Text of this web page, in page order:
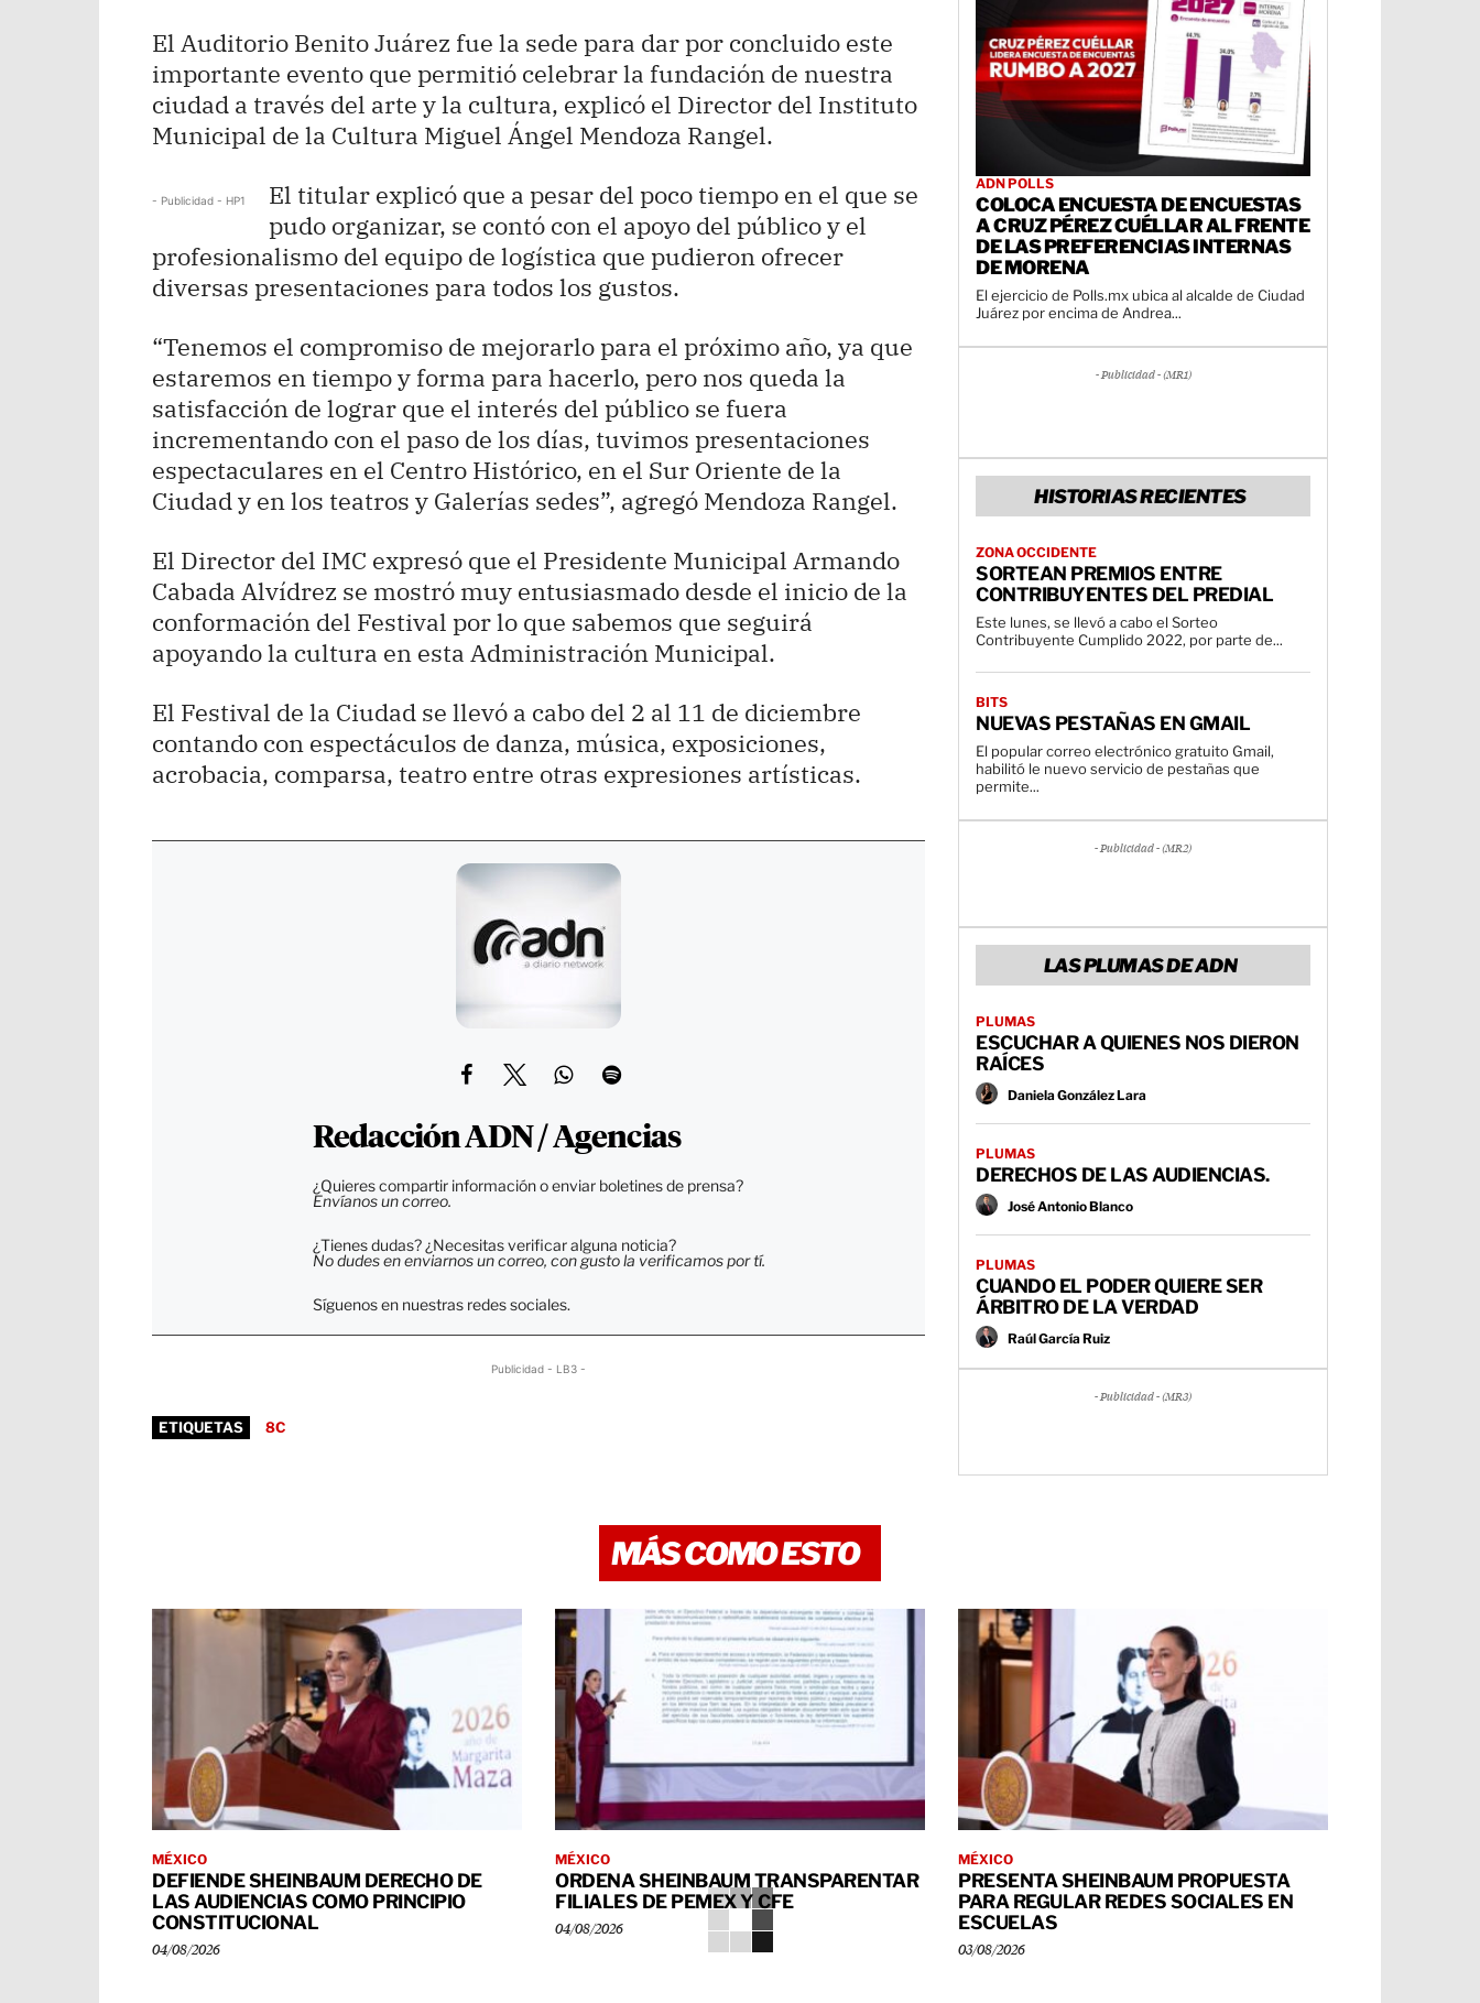
El Auditorio Benito Juárez fue la sede para dar por concluido este
importante evento que permitió celebrar la fundación de nuestra
ciudad a través del arte y la cultura, explicó el Director del Instituto
Municipal de la Cultura Miguel Ángel Mendoza Rangel.
- Publicidad - HP1
El titular explicó que a pesar del poco tiempo en el que se
pudo organizar, se contó con el apoyo del público y el
profesionalismo del equipo de logística que pudieron ofrecer
diversas presentaciones para todos los gustos.
“Tenemos el compromiso de mejorarlo para el próximo año, ya que
estaremos en tiempo y forma para hacerlo, pero nos queda la
satisfacción de lograr que el interés del público se fuera
incrementando con el paso de los días, tuvimos presentaciones
espectaculares en el Centro Histórico, en el Sur Oriente de la
Ciudad y en los teatros y Galerías sedes”, agregó Mendoza Rangel.
El Director del IMC expresó que el Presidente Municipal Armando
Cabada Alvídrez se mostró muy entusiasmado desde el inicio de la
conformación del Festival por lo que sabemos que seguirá
apoyando la cultura en esta Administración Municipal.
El Festival de la Ciudad se llevó a cabo del 2 al 11 de diciembre
contando con espectáculos de danza, música, exposiciones,
acrobacia, comparsa, teatro entre otras expresiones artísticas.
Redacción ADN / Agencias
¿Quieres compartir información o enviar boletines de prensa?
Envíanos un correo.
¿Tienes dudas? ¿Necesitas verificar alguna noticia?
No dudes en enviarnos un correo, con gusto la verificamos por tí.
Síguenos en nuestras redes sociales.
Publicidad - LB3 -
ETIQUETAS 8C
ADN POLLS
COLOCA ENCUESTA DE ENCUESTAS
A CRUZ PÉREZ CUÉLLAR AL FRENTE
DE LAS PREFERENCIAS INTERNAS
DE MORENA
El ejercicio de Polls.mx ubica al alcalde de Ciudad
Juárez por encima de Andrea...
- Publicidad - (MR1)
HISTORIAS RECIENTES
ZONA OCCIDENTE
SORTEAN PREMIOS ENTRE
CONTRIBUYENTES DEL PREDIAL
Este lunes, se llevó a cabo el Sorteo
Contribuyente Cumplido 2022, por parte de...
BITS
NUEVAS PESTAÑAS EN GMAIL
El popular correo electrónico gratuito Gmail,
habilitó le nuevo servicio de pestañas que
permite...
- Publicidad - (MR2)
LAS PLUMAS DE ADN
PLUMAS
ESCUCHAR A QUIENES NOS DIERON
RAÍCES
Daniela González Lara
PLUMAS
DERECHOS DE LAS AUDIENCIAS.
José Antonio Blanco
PLUMAS
CUANDO EL PODER QUIERE SER
ÁRBITRO DE LA VERDAD
Raúl García Ruiz
- Publicidad - (MR3)
MÁS COMO ESTO
MÉXICO
DEFIENDE SHEINBAUM DERECHO DE
LAS AUDIENCIAS COMO PRINCIPIO
CONSTITUCIONAL
04/08/2026
MÉXICO
ORDENA SHEINBAUM TRANSPARENTAR
FILIALES DE PEMEX Y CFE
04/08/2026
MÉXICO
PRESENTA SHEINBAUM PROPUESTA
PARA REGULAR REDES SOCIALES EN
ESCUELAS
03/08/2026